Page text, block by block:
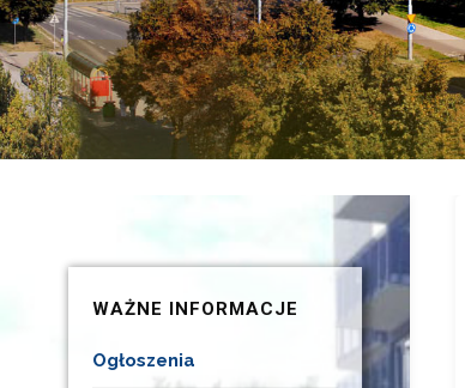
WAŻNE INFORMACJE
Ogłoszenia